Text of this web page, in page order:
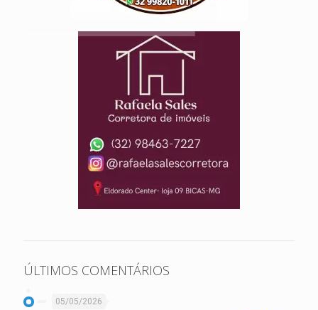
ÚLTIMOS COMENTÁRIOS
05/05/2026